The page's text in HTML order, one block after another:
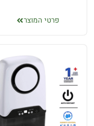
פרטי המוצר